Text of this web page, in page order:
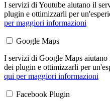
I servizi di Youtube aiutano il
plugin e ottimizzarli per
per maggiori informazioni
Google Maps
I servizi di Google Maps
dei plugin e ottimizzarli per
qui per maggiori informazioni
Facebook Plugin